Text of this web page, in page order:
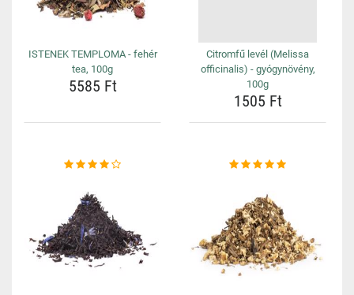
ISTENEK TEMPLOMA - fehér
tea, 100g
5585 Ft
Citromfű levél (Melissa
officinalis) - gyógynövény,
100g
1505 Ft